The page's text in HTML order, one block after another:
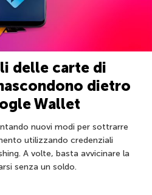
delle carte di
dietro
Wallet
nuovi modi per sottrarre
utilizzando credenziali
A volte, basta avvicinare la
senza un soldo.